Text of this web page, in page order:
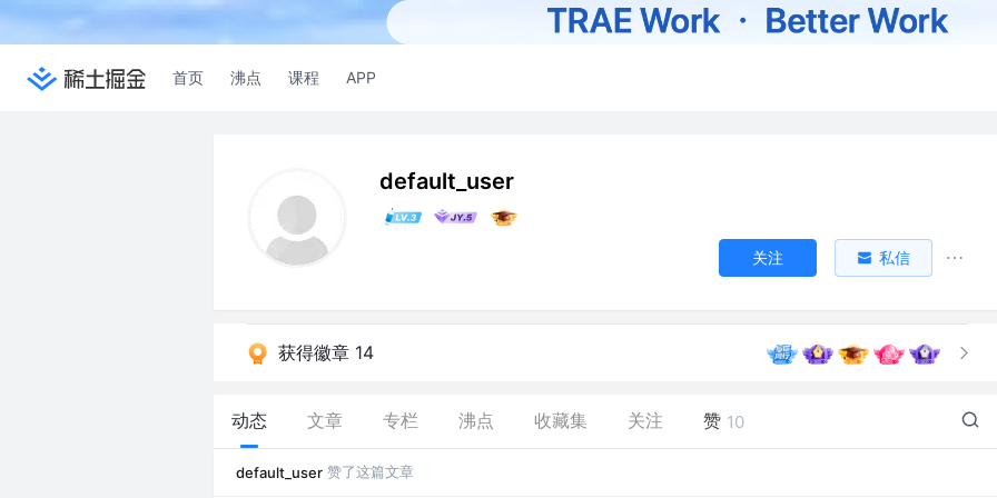
首页 沸点 课程 APP
default_user
关注 私信
获得徽章 14
动态 文章 专栏 沸点 收藏集 关注 赞 10
default_user 赞了这篇文章